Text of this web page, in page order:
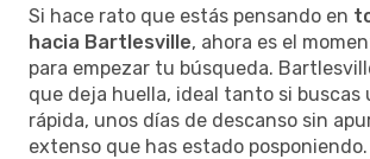
Si hace rato que estás pensando en
hacia Bartlesville, ahora es el
para empezar tu búsqueda.
que deja huella, ideal tanto si buscas
rápida, unos días de descanso sin
extenso que has estado posponiendo.